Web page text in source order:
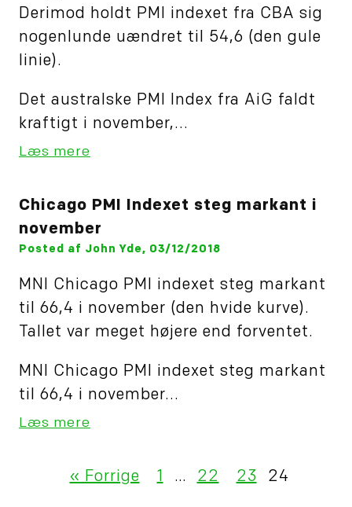
Derimod holdt PMI indexet fra CBA sig
nogenlunde uændret til 54,6 (den gule
linie).
Det australske PMI Index fra AiG faldt
kraftigt i november,...
Læs mere
Chicago PMI Indexet steg markant i
november
Posted af John Yde, 03/12/2018
MNI Chicago PMI indexet steg markant
til 66,4 i november (den hvide kurve).
Tallet var meget højere end forventet.
MNI Chicago PMI indexet steg markant
til 66,4 i november...
Læs mere
« Forrige 1 … 22 23 24